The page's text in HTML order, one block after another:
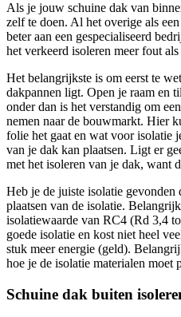
Als je jouw schuine dak van
zelf te doen. Al het overige als
beter aan een gespecialiseerd
het verkeerd isoleren meer fout
Het belangrijkste is om eerst te
dakpannen ligt. Open je raam en
onder dan is het verstandig om
nemen naar de bouwmarkt. Hier
folie het gaat en wat voor isolatie
van je dak kan plaatsen. Ligt er
met het isoleren van je dak, want
Heb je de juiste isolatie gevonden
plaatsen van de isolatie.
isolatiewaarde van RC4 (Rd 3,4
goede isolatie en kost niet heel
stuk meer energie (geld).
hoe je de isolatie materialen moet
Schuine dak buiten